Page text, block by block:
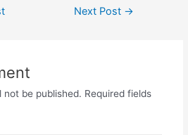
Next Post →
not be published. Required fields